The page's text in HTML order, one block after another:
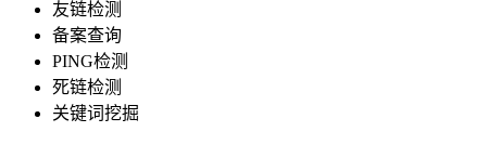
友链检测
备案查询
PING检测
死链检测
关键词挖掘